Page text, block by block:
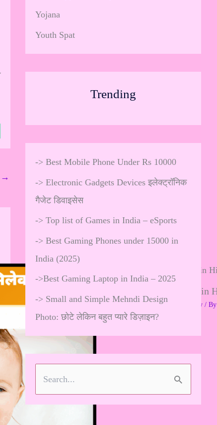
→
Prisha Name Meaning in
Leave a Comment / Mom's Diary /
Yojana
Youth Spat
Trending
-> Best Mobile Phone Under Rs 10000
-> Electronic Gadgets Devices इलेक्ट्रॉनिक
गैजेट डिवाइसेस
-> Top list of Games in India – eSports
-> Best Gaming Phones under 15000 in
India (2025)
->Best Gaming Laptop in India – 2025
-> Small and Simple Mehndi Design
Photo: छोटे लेकिन बहुत प्यारे डिज़ाइन?